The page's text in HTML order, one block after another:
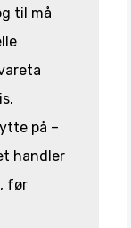
til må
på –
handler
før